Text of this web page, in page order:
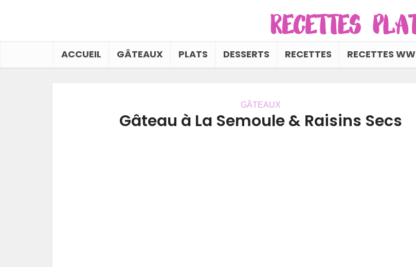
ACCUEIL GÂTEAUX PLATS DESSERTS RECETTES RECETTES WW
GÂTEAUX
Gâteau à La Semoule & Raisins Secs